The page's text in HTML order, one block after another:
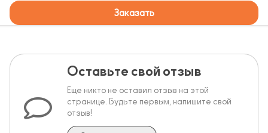
Заказать
Оставьте свой отзыв
Еще никто не оставил отзыв на этой
странице. Будьте первым, напишите свой
отзыв!